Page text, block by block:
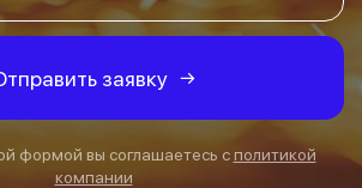
заявку
формой вы соглашаетесь сполитикой
компании